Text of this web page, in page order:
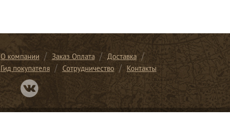
О компании Заказ Оплата
Доставка
Гид покупателя
Сотрудничество
Контакты
Перейти в нашу группу Вконтакте